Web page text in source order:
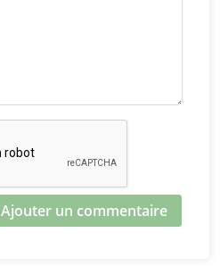
Ajouter un commentaire